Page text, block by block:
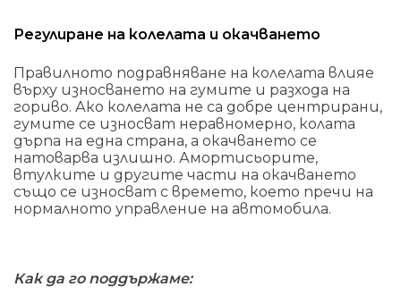
Регулиране на колелата и окачването
Правилното подравняване на колелата влияе
върху износването на гумите и разхода на
гориво. Ако колелата не са добре центрирани,
гумите се износват неравномерно, колата
дърпа на една страна, а окачването се
натоварва излишно. Амортисьорите,
втулките и другите части на окачването
също се износват с времето, което пречи на
нормалното управление на автомобила.
Как да го поддържаме: